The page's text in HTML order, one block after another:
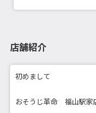
店舗紹介
初めまして
おそうじ革命 福山駅